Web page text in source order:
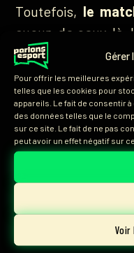
Gérer
Pour offrir les meilleures
telles que les cookies pour
appareils. Le fait de consentir
des données telles que le
sur ce site. Le fait de ne pas
peut avoir un effet négatif sur
Voir
Toutefois, le
aucun de ceux-là.
de 20 heures : la
équipe
Une
spécialisée dans